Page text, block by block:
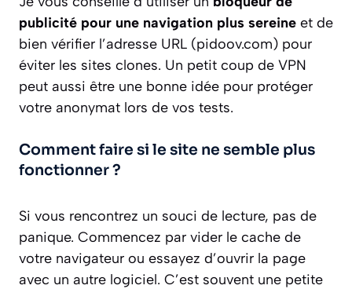
publicité pour une navigation plus sereine et de
bien vérifier l’adresse URL (pidoov.com) pour
éviter les sites clones. Un petit coup de VPN
peut aussi être une bonne idée pour protéger
votre anonymat lors de vos tests.
Comment faire si le site ne semble plus
fonctionner ?
Si vous rencontrez un souci de lecture, pas de
panique. Commencez par vider le cache de
votre navigateur ou essayez d’ouvrir la page
avec un autre logiciel. C’est souvent une petite